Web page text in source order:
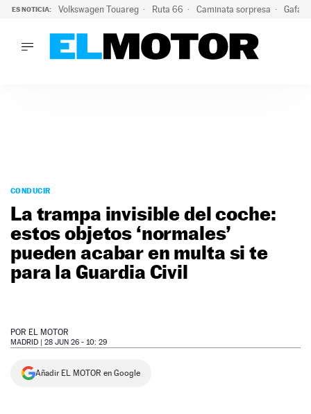
ES NOTICIA: Volkswagen Touareg Ruta 66 Caminata sorpresa Gafas
PODCAST
MOTOS
TECNOLOGÍA
SUPERCOCHES
MOTORTV
PREMIOS
NEWSLETTER
SÍGUENOS
CONDUCIR
La trampa invisible del coche:
estos objetos ‘normales’
pueden acabar en multa si te
para la Guardia Civil
POR EL MOTOR
MADRID | 28 JUN 26 - 10: 29
Añadir EL MOTOR en Google